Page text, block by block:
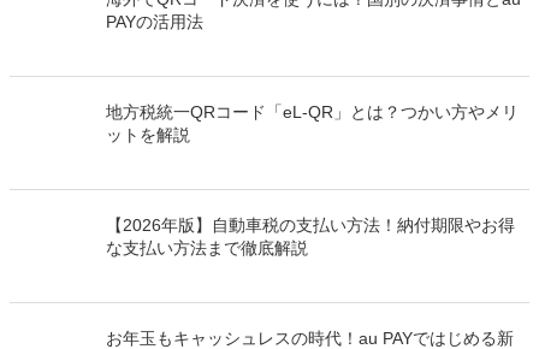
PAYの活用法
地方税統一QRコード「eL-QR」とは？つかい方やメリ
ットを解説
【2026年版】自動車税の支払い方法！納付期限やお得
な支払い方法まで徹底解説
お年玉もキャッシュレスの時代！au PAYではじめる新